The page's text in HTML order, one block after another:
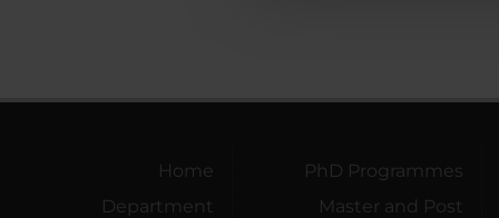
Home
Department
PhD Programmes
Master and Post